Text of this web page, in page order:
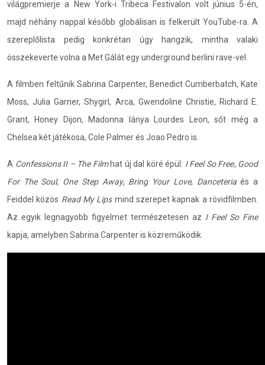
világpremierje a New York-i Tribeca Festivalon volt június 5-én,
majd néhány nappal később globálisan is felkerült YouTube-ra. A
szereplőlista pedig konkrétan úgy hangzik, mintha valaki
összekeverte volna a Met Gálát egy underground berlini rave-vel.
A filmben feltűnik Sabrina Carpenter, Benedict Cumberbatch, Kate
Moss, Julia Garner, Shygirl, Arca, Gwendoline Christie, Richard E.
Grant, Honey Dijon, Madonna lánya Lourdes Leon, sőt még a
Chelsea két játékosa, Cole Palmer és Joao Pedro is.
A Confessions II – The Filmhat új dal köré épül: I Feel So Free, Good
For The Soul, One Step Away, Bring Your Love, Danceteriaés a
Feiddel közös Read My Lipsmind szerepet kapnak a rövidfilmben.
Az egyik legnagyobb figyelmet természetesen az I Feel So Fine
kapja, amelyben Sabrina Carpenter is közreműködik.